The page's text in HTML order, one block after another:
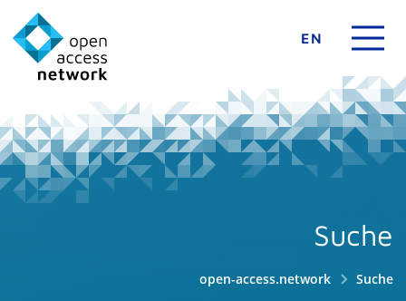
EN
Suche
open-access.network Suche